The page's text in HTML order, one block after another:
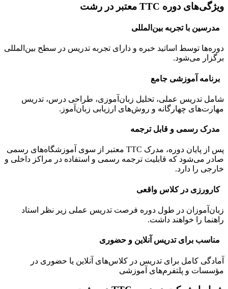
ویژگی‌های دوره TTC معتبر در رشت
مدرسین با تجربه بین‌المللی
دوره‌ها توسط اساتید خبره و دارای تجربه تدریس در سطح بین‌المللی
برگزار می‌شود.
برنامه آموزشی جامع
شامل تدریس عملی، تحلیل زبان‌آموزی، طراحی درس، تدریس
مهارت‌های چهارگانه و روش‌های ارزیابی زبان‌آموز.
مدرک رسمی و قابل ترجمه
پس از پایان دوره، مدرک TTC معتبر از سوی آموزشگاه‌های رسمی
صادر می‌شود که قابلیت ترجمه رسمی و استفاده در مراکز داخلی و
خارجی را دارد.
کارورزی در کلاس واقعی
زبان‌آموزان در طول دوره فرصت تدریس عملی زیر نظر استاد
راهنما را خواهند داشت.
مناسب برای تدریس آنلاین و حضوری
آمادگی کامل برای تدریس در کلاس‌های آنلاین یا حضوری در
مؤسسات و پلتفرم‌های آموزشی